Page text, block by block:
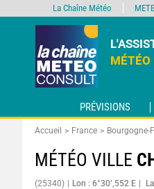
MÉTÉO
PRÉVISIONS
Accueil France Bourgogne-
MÉTÉO VILLE
(25340) Lon : 6°30’,552 E
La Chaîne Météo